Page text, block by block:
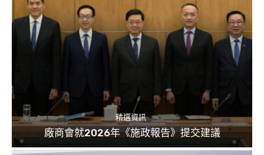
精選資訊
廠商會就2026年《施政報告》提交建議